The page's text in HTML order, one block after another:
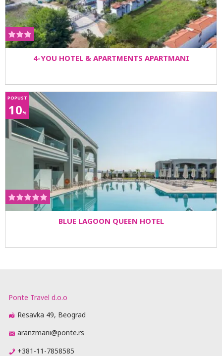
4-YOU HOTEL & APARTMENTS APARTMANI
POPUST
10%
BLUE LAGOON QUEEN HOTEL
Ponte Travel d.o.o
Resavka 49, Beograd
aranzmani@ponte.rs
+381-11-7858585